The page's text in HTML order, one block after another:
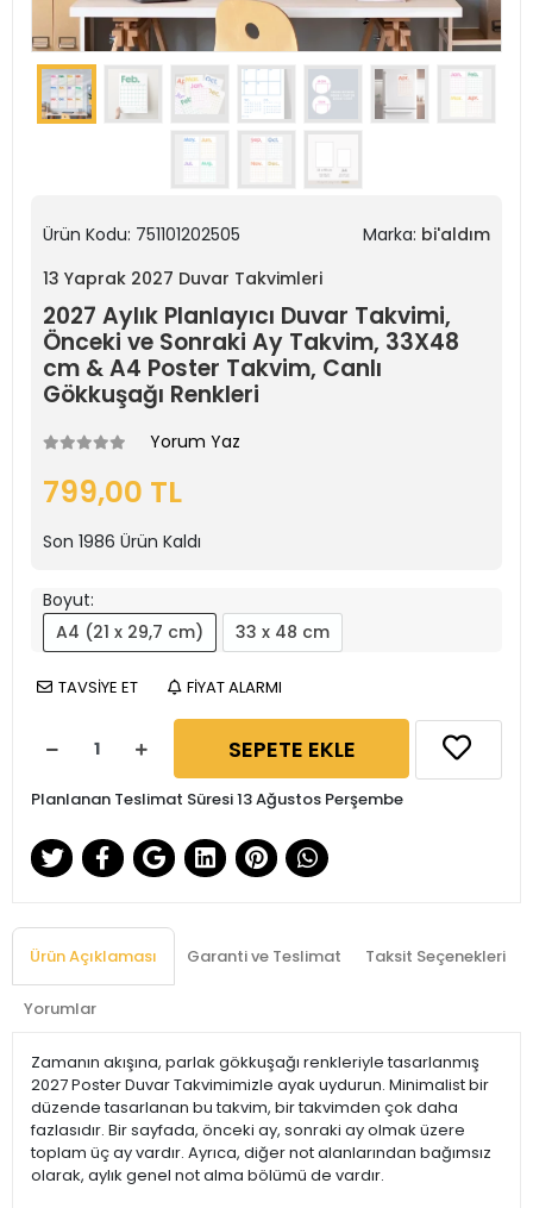
Ürün Kodu: 751101202505 Marka: bi'aldım
13 Yaprak 2027 Duvar Takvimleri
2027 Aylık Planlayıcı Duvar Takvimi,
Önceki ve Sonraki Ay Takvim, 33X48
cm & A4 Poster Takvim, Canlı
Gökkuşağı Renkleri
Yorum Yaz
799,00 TL
Son 1986 Ürün Kaldı
Boyut:
A4 (21 x 29,7 cm)
33 x 48 cm
TAVSİYE ET FİYAT ALARMI
SEPETE EKLE
Planlanan Teslimat Süresi 13 Ağustos Perşembe
Ürün Açıklaması Garanti ve Teslimat Taksit Seçenekleri
Yorumlar
Zamanın akışına, parlak gökkuşağı renkleriyle tasarlanmış
2027 Poster Duvar Takvimimizle ayak uydurun. Minimalist bir
düzende tasarlanan bu takvim, bir takvimden çok daha
fazlasıdır. Bir sayfada, önceki ay, sonraki ay olmak üzere
toplam üç ay vardır. Ayrıca, diğer not alanlarından bağımsız
olarak, aylık genel not alma bölümü de vardır.